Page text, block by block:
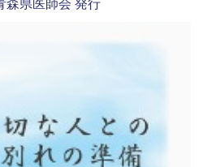
森県医師会 発行